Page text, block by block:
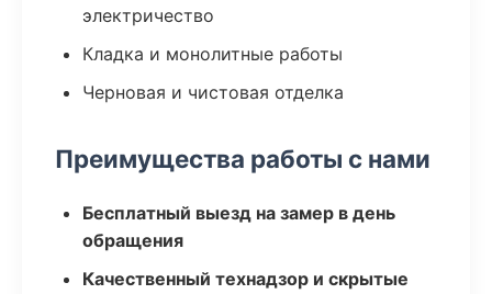
электричество
Кладка и монолитные работы
Черновая и чистовая отделка
Преимущества работы с нами
Бесплатный выезд на замер в день
обращения
Качественный технадзор и скрытые